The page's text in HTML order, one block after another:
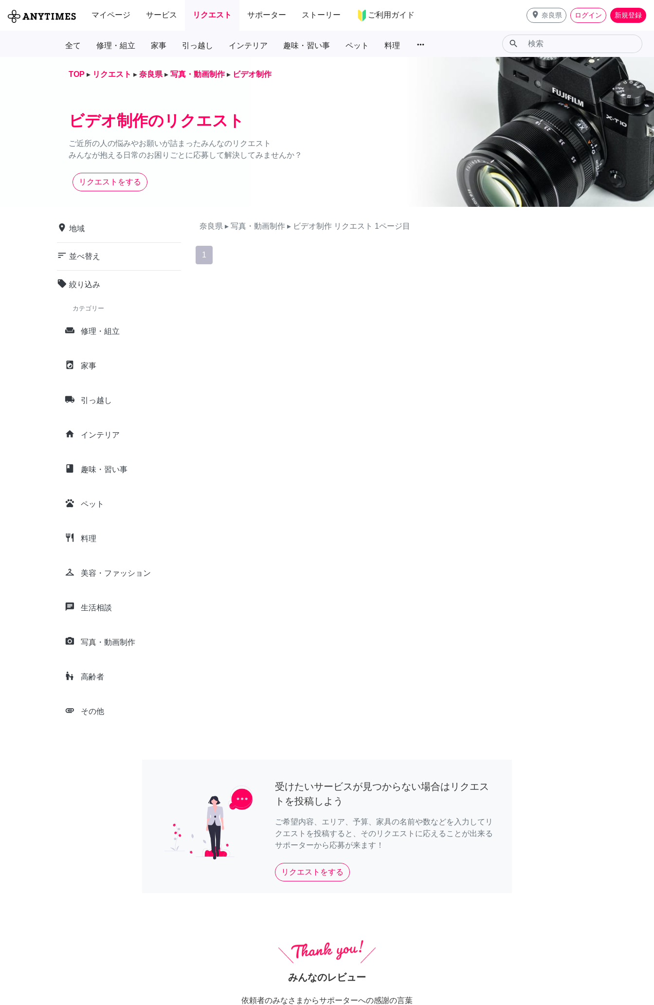
マイページ サービス リクエスト サポーター ストーリー ご利用ガイド place 奈良県 ログイン 新規登録
全て 修理・組立 家事 引っ越し インテリア 趣味・習い事 ペット 料理 more_horiz search
TOP ▸ リクエスト ▸ 奈良県 ▸ 写真・動画制作 ▸ ビデオ制作
ビデオ制作のリクエスト
ご近所の人の悩みやお願いが詰まったみんなのリクエスト
みんなが抱える日常のお困りごとに応募して解決してみませんか？
リクエストをする
place 地域
sort 並べ替え
local_offer 絞り込み
カテゴリー
weekend 修理・組立
local_laundry_service 家事
local_shipping 引っ越し
home インテリア
class 趣味・習い事
pets ペット
restaurant 料理
checkroom 美容・ファッション
chat 生活相談
camera_alt 写真・動画制作
escalator_warning 高齢者
attachment その他
奈良県 ▸ 写真・動画制作 ▸ ビデオ制作 リクエスト 1ページ目
1
受けたいサービスが見つからない場合はリクエス
トを投稿しよう
ご希望内容、エリア、予算、家具の名前や数などを入力してリ
クエストを投稿すると、そのリクエストに応えることが出来る
サポーターから応募が来ます！
リクエストをする
みんなのレビュー
依頼者のみなさまからサポーターへの感謝の言葉